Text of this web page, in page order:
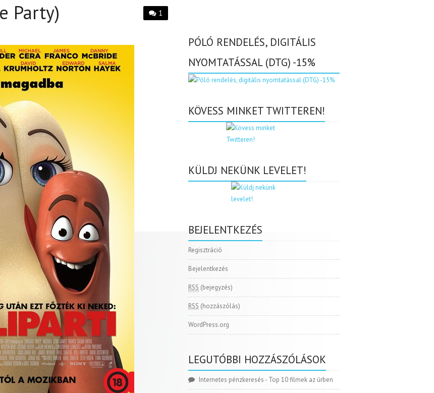
1
Party)
PÓLÓ RENDELÉS, DIGITÁLIS
NYOMTATÁSSAL (DTG) -15%
KÖVESS MINKET TWITTEREN!
KÜLDJ NEKÜNK LEVELET!
BEJELENTKEZÉS
Regisztráció
Bejelentkezés
RSS (bejegyzés)
RSS (hozzászólás)
WordPress.org
LEGUTÓBBI HOZZÁSZÓLÁSOK
Internetes pénzkeresés - Top 10 filmek az űrben